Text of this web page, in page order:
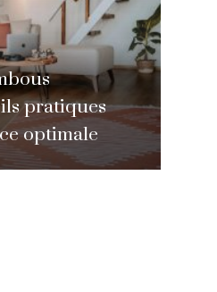
pratiques
optimale